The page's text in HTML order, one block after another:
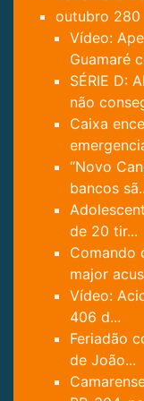
outubro 280
Vídeo:
Guamaré
SÉRIE D:
não
Caixa
“Novo
bancos
de 20 tir...
Comando
major
Vídeo:
406 d...
Feriadão
de João...